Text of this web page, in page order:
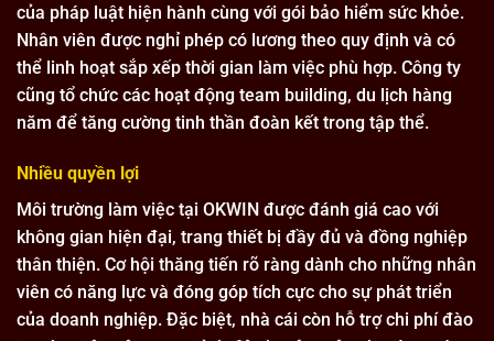
của pháp luật hiện hành cùng với gói bảo hiểm sức khỏe.
Nhân viên được nghỉ phép có lương theo quy định và có
thể linh hoạt sắp xếp thời gian làm việc phù hợp. Công ty
cũng tổ chức các hoạt động team building, du lịch hàng
năm để tăng cường tinh thần đoàn kết trong tập thể.
Nhiều quyền lợi
Môi trường làm việc tại OKWIN được đánh giá cao với
không gian hiện đại, trang thiết bị đầy đủ và đồng nghiệp
thân thiện. Cơ hội thăng tiến rõ ràng dành cho những nhân
viên có năng lực và đóng góp tích cực cho sự phát triển
của doanh nghiệp. Đặc biệt, nhà cái còn hỗ trợ chi phí đào